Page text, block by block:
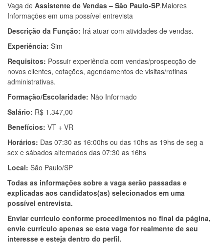
Vaga de Assistente de Vendas – São Paulo-SP.Maiores
Informações em uma possível entrevista
Descrição da Função: Irá atuar com atividades de vendas.
Experiência: Sim
Requisitos: Possuir experiência com vendas/prospecção de
novos clientes, cotações, agendamentos de visitas/rotinas
administrativas.
Formação/Escolaridade: Não Informado
Salário: R$ 1.347,00
Benefícios: VT + VR
Horários: Das 07:30 as 16:00hs ou das 10hs as 19hs de seg a
sex e sábados alternados das 07:30 as 16hs
Local: São Paulo/SP
Todas as informações sobre a vaga serão passadas e
explicadas aos candidatos(as) selecionados em uma
possível entrevista.
Enviar currículo conforme procedimentos no final da página,
envie currículo apenas se esta vaga for realmente de seu
interesse e esteja dentro do perfil.